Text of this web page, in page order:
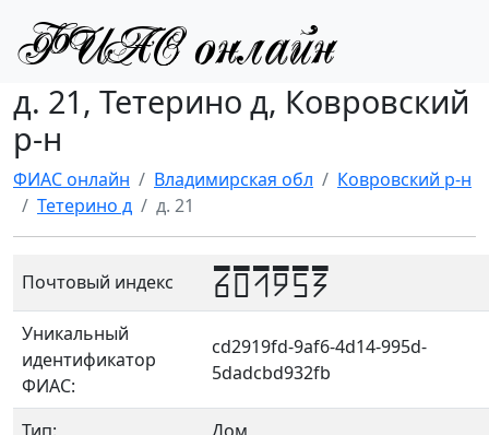
д. 21, Тетерино д, Ковровский
р-н
ФИАС онлайн Владимирская обл
Ковровский р-н
Тетерино д
д. 21
Почтовый индекс 601953
Уникальный
идентификатор
ФИАС:
cd2919fd-9af6-4d14-995d-
5dadcbd932fb